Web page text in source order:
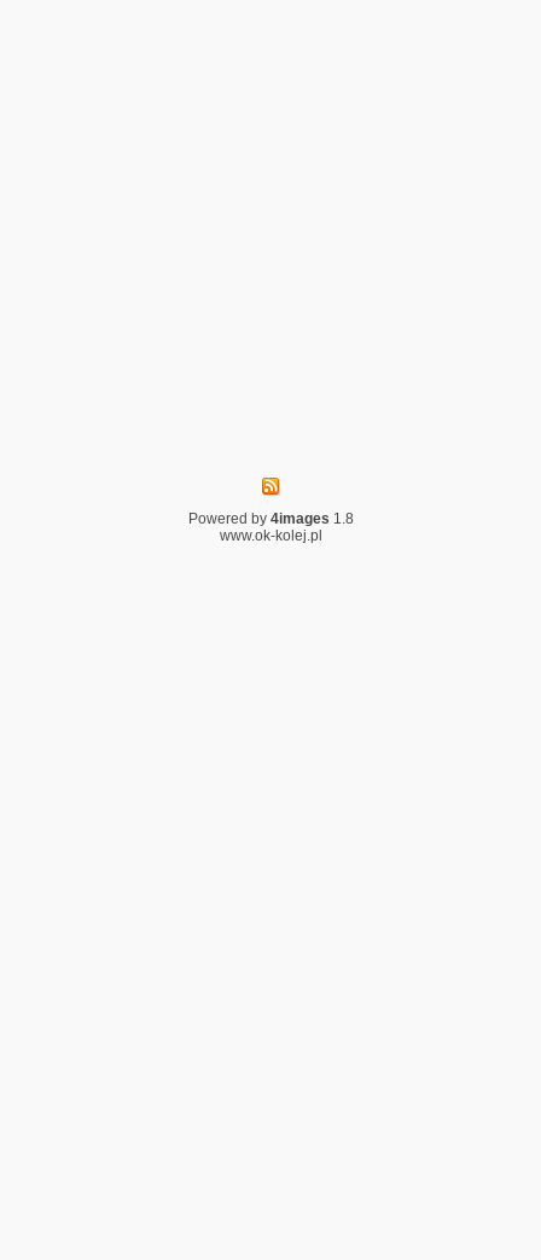
Powered by 4images 1.8
www.ok-kolej.pl